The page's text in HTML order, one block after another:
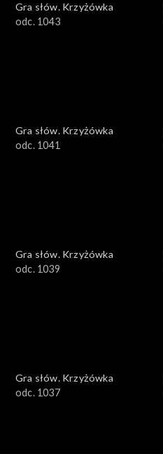
Gra słów. Krzyżówka
odc. 1043
Gra słów. Krzyżówka
odc. 1041
Gra słów. Krzyżówka
odc. 1039
Gra słów. Krzyżówka
odc. 1037